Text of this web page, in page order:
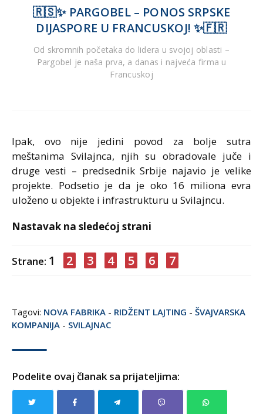
🇷🇸✨ PARGOBEL – PONOS SRPSKE
DIJASPORE U FRANCUSKOJ! ✨🇫🇷
Od skromnih početaka do lidera u svojoj oblasti –
Pargobel je naša prva, a danas i najveća firma u
Francuskoj
Ipak, ovo nije jedini povod za bolje sutra
meštanima Svilajnca, njih su obradovale juče i
druge vesti – predsednik Srbije najavio je velike
projekte. Podsetio je da je oko 16 miliona evra
uloženo u objekte i infrastrukturu u Svilajncu.
Nastavak na sledećoj strani
Strane: 1 2 3 4 5 6 7
Tagovi: NOVA FABRIKA - RIDŽENT LAJTING - ŠVAJVARSKA
KOMPANIJA - SVILAJNAC
Podelite ovaj članak sa prijateljima: